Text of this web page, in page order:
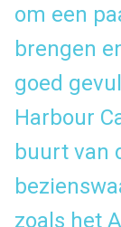
om een
brengen
goed
Harbour
buurt van
zoals het